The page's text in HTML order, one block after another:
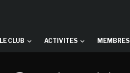
LE CLUB ACTIVITES MEMBRES